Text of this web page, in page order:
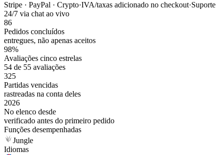
Stripe · PayPal · Crypto·IVA/taxas adicionado no checkout·Suporte
24/7 via chat ao vivo
86
Pedidos concluídos
entregues, não apenas aceitos
98%
Avaliações cinco estrelas
54 de 55 avaliações
325
Partidas vencidas
rastreadas na conta deles
2026
No elenco desde
verificado antes do primeiro pedido
Funções desempenhadas
Jungle
Idiomas